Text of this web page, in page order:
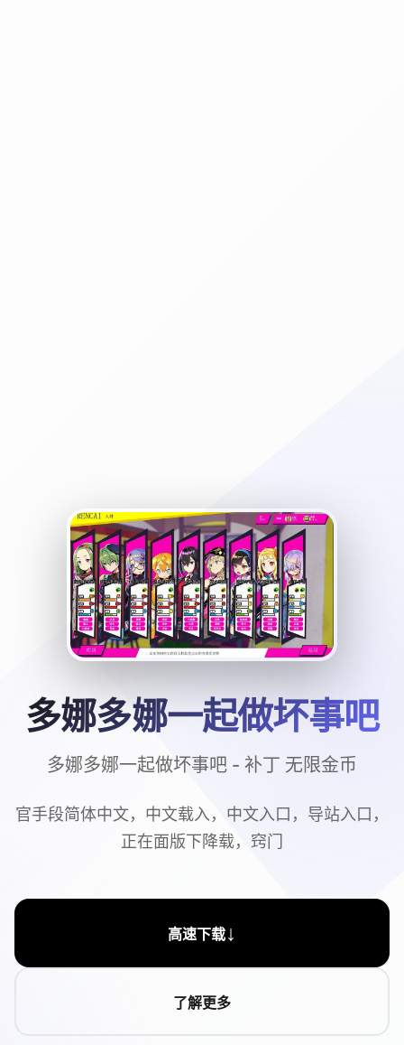
多娜多娜一起做坏事吧
多娜多娜一起做坏事吧 - 补丁 无限金币
官手段简体中文，中文载入，中文入口，导站入口，
正在面版下降载，窍门
高速下载↓
了解更多